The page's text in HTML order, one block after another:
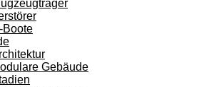
Boote
Gebäude